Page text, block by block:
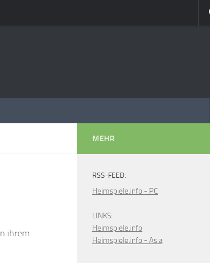
ihrem
MEHR
RSS-FEED:
Heimspiele.info - PC
LINKS:
Heimspiele.info
Heimspiele.info - Asia